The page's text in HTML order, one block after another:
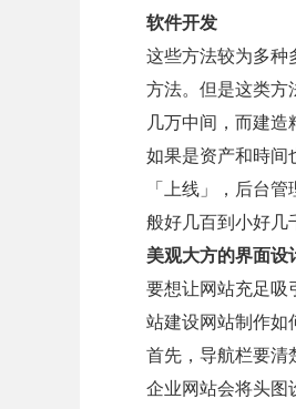
软件开发
这些方法较为多种
方法。但是这类方
几万中间，而建
如果是资产和時间
「上线」，后台
般好几百到小好几
美观大方的界面设
要想让网站充足吸
站建设网站制作如
首先，导航栏要清
企业网站会将头图